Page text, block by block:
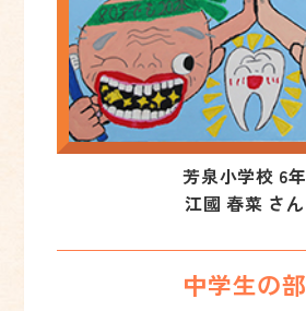
芳泉小学校 6年
江國 春菜 さん
中学生の部